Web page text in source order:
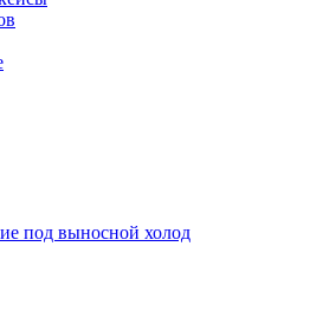
под выносной холод